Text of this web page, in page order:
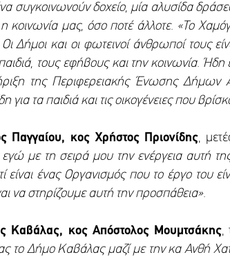
συγκοινωνούν δοχείο, μία αλυσίδα
η κοινωνία μας, όσο ποτέ άλλοτε. «Το
Δήμοι και οι φωτεινοί άνθρωποί τους
τους εφήβους και την κοινωνία.
της Περιφερειακής Ένωσης Δήμων
για τα παιδιά και τις οικογένειες που
Παγγαίου, κος Χρήστος Πριονίδης,
εγώ με τη σειρά μου την ενέργεια
είναι ένας Οργανισμός που το έργο
να στηρίζουμε αυτή την προσπάθεια».
Καβάλας, κος Απόστολος Μουμτσάκης,
το Δήμο Καβάλας μαζί με την κα Ανθή